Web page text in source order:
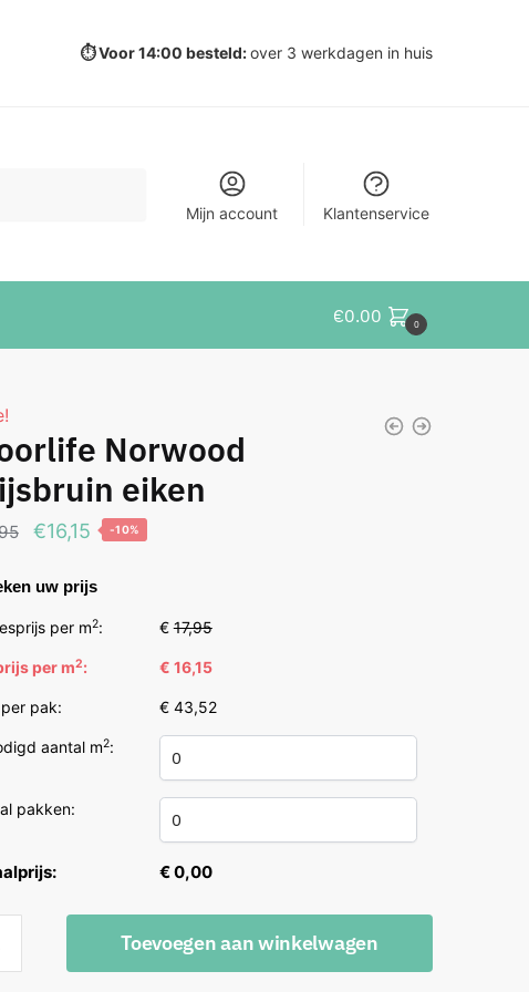
⏱️ Voor 14:00 besteld:over 3 werkdagen in huis
Mijn account Klantenservice
€0.00 0
Norwood
eiken
Oorspronkelijke
was:
€17,95.
€16,15Huidige
is:
€16,15.
-10%
uw prijs
per m2: €17,95
per m2: € 16,15
pak: € 43,52
aantal m2:
pakken:
€ 0,00
Toevoegen aan winkelwagen